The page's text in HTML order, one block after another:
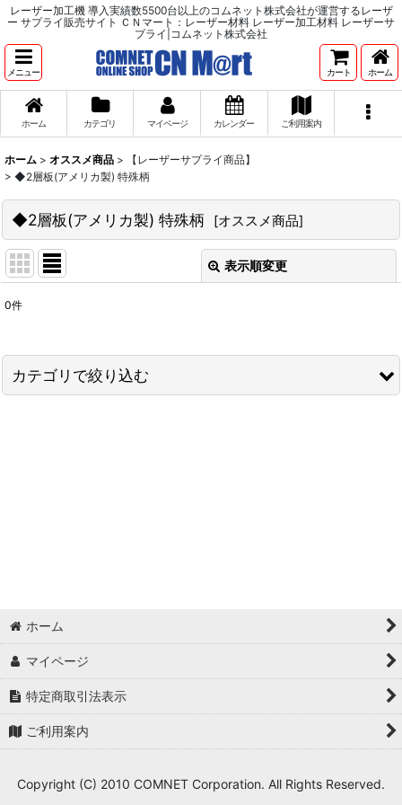
レーザー加工機 導入実績数5500台以上のコムネット株式会社が運営するレーザ
ー サプライ販売サイト ＣＮマート：レーザー材料 レーザー加工材料 レーザーサ
プライ|コムネット株式会社
メニュー カート ホーム
ホーム カテゴリ マイページ カレンダー ご利用案内
ホーム > オススメ商品 >
【レーザーサプライ商品】
> ◆2層板(アメリカ製) 特殊柄
◆2層板(アメリカ製) 特殊柄 [オススメ商品]
表示順変更
並び順:
0件
カテゴリで絞り込む
◆MDF板
◆アクリル板
◆レーザーホイル(箔押し風シート)
◆木製品
ホーム
マイページ
特定商取引法表示
ご利用案内
Copyright (C) 2010 COMNET Corporation. All Rights Reserved.